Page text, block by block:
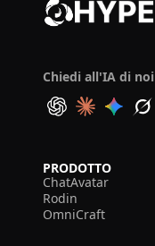
Chiedi all'IA di noi
PRODOTTO
ChatAvatar
Rodin
OmniCraft